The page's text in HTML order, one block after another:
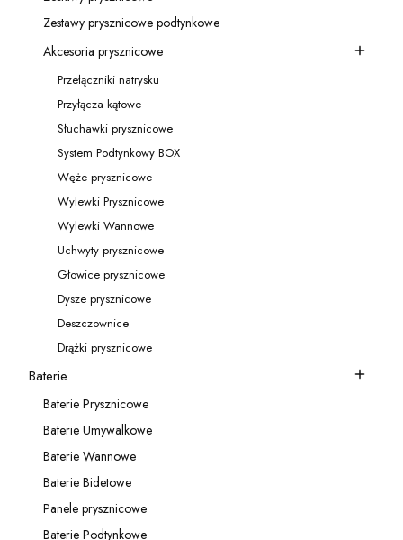
Kategoria - Zestawy prysznicowe
Kategoria - Zestawy prysznicowe podtynkowe
Zestawy prysznicowe podtynkowe
Kategoria - Akcesoria prysznicowe
Akcesoria prysznicowe
Kategoria - Przełączniki natrysku
Przełączniki natrysku
Kategoria - Przyłącza kątowe
Przyłącza kątowe
Kategoria - Słuchawki prysznicowe
Słuchawki prysznicowe
Kategoria - System Podtynkowy BOX
System Podtynkowy BOX
Kategoria - Węże prysznicowe
Węże prysznicowe
Kategoria - Wylewki Prysznicowe
Wylewki Prysznicowe
Kategoria - Wylewki Wannowe
Wylewki Wannowe
Kategoria - Uchwyty prysznicowe
Uchwyty prysznicowe
Kategoria - Głowice prysznicowe
Głowice prysznicowe
Kategoria - Dysze prysznicowe
Dysze prysznicowe
Kategoria - Deszczownice
Deszczownice
Kategoria - Drążki prysznicowe
Drążki prysznicowe
Kategoria - Baterie
Baterie
Kategoria - Baterie Prysznicowe
Baterie Prysznicowe
Kategoria - Baterie Umywalkowe
Baterie Umywalkowe
Kategoria - Baterie Wannowe
Baterie Wannowe
Kategoria - Baterie Bidetowe
Baterie Bidetowe
Kategoria - Panele prysznicowe
Panele prysznicowe
Baterie Podtynkowe